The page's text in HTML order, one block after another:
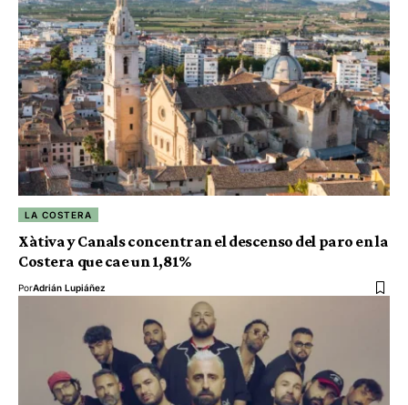
LA COSTERA
Xàtiva y Canals concentran el descenso del paro en la
Costera que cae un 1,81%
PorAdrián Lupiáñez